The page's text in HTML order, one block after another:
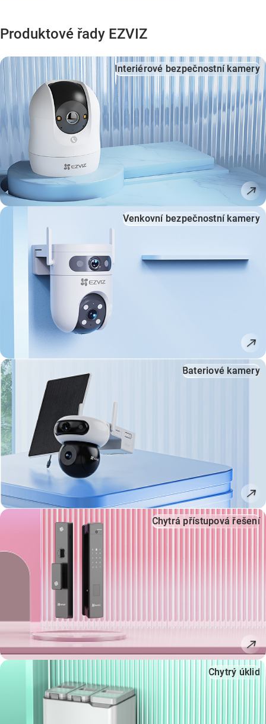
Produktové řady EZVIZ
Interiérové bezpečnostní kamery
Venkovní bezpečnostní kamery
Bateriové kamery
Chytrá přístupová řešení
Chytrý úklid